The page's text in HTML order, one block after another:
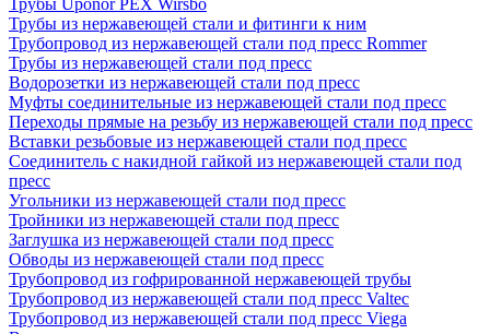
Трубы из нержавеющей стали и фитинги к ним
Трубопровод из нержавеющей стали под пресс Rommer
Трубы из нержавеющей стали под пресс
Водорозетки из нержавеющей стали под пресс
Муфты соединительные из нержавеющей стали под пресс
Переходы прямые на резьбу из нержавеющей стали под пресс
Вставки резьбовые из нержавеющей стали под пресс
Соединитель с накидной гайкой из нержавеющей стали под
пресс
Угольники из нержавеющей стали под пресс
Тройники из нержавеющей стали под пресс
Заглушка из нержавеющей стали под пресс
Обводы из нержавеющей стали под пресс
Трубопровод из гофрированной нержавеющей трубы
Трубопровод из нержавеющей стали под пресс Valtec
Трубопровод из нержавеющей стали под пресс Viega